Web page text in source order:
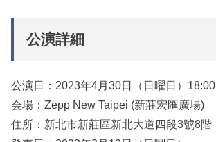
公演詳細
公演日：2023年4月30日（日曜日）18:00
会場：Zepp New Taipei (新莊宏匯廣場)
住所：新北市新莊區新北大道四段3號8階